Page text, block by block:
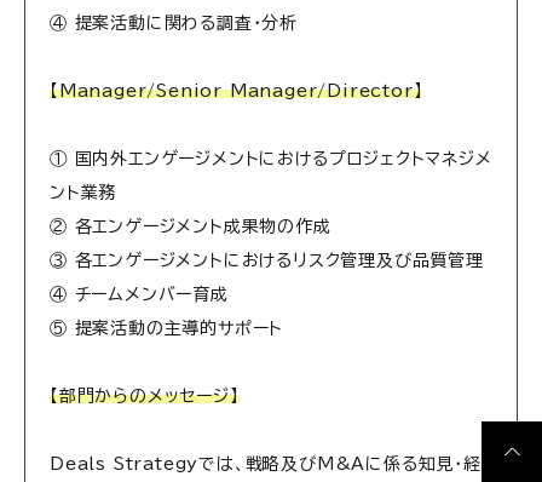
④ 提案活動に関わる調査・分析
【Manager/Senior Manager/Director】
① 国内外エンゲージメントにおけるプロジェクトマネジメ
ント業務
② 各エンゲージメント成果物の作成
③ 各エンゲージメントにおけるリスク管理及び品質管理
④ チームメンバー育成
⑤ 提案活動の主導的サポート
【部門からのメッセージ】
Deals Strategyでは、戦略及びM&Aに係る知見・経